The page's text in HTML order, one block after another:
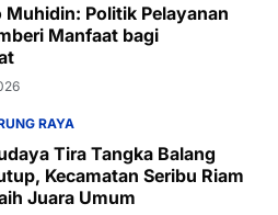
Muhidin: Politik Pelayanan
Manfaat bagi
RAYA
Tira Tangka Balang
Kecamatan Seribu Riam
Juara Umum